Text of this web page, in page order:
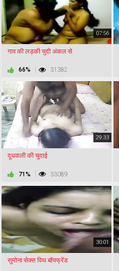
07:56
गाव की लड़की चुदी अंकल से
66% 31382
29:33
दूधवाली की चुदाई
71% 33089
30:01
सुमोना सेक्स विथ बॉयफ्रेंड